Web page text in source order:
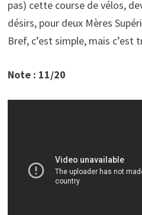
pas) cette course de vélos,
désirs, pour deux Mères
Bref, c’est simple, mais c’est
Note : 11/20